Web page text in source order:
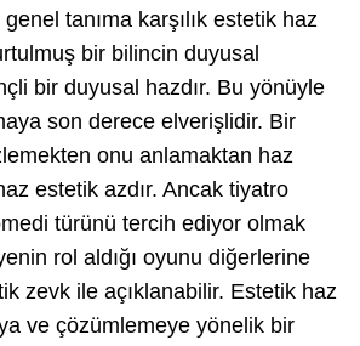
genel tanıma karşılık estetik haz
bir bilincin duyusal
bir duyusal hazdır. Bu yönüyle
son derece elverişlidir. Bir
onu anlamaktan haz
estetik azdır. Ancak tiyatro
türünü tercih ediyor olmak
rol aldığı oyunu diğerlerine
zevk ile açıklanabilir. Estetik haz
ve çözümlemeye yönelik bir